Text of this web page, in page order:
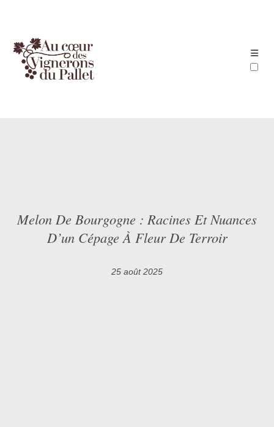
Melon De Bourgogne : Racines Et Nuances
D’un Cépage À Fleur De Terroir
25 août 2025